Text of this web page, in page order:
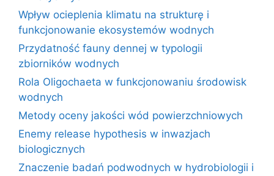
Wpływ ocieplenia klimatu na strukturę i
funkcjonowanie ekosystemów wodnych
Przydatność fauny dennej w typologii
zbiorników wodnych
Rola Oligochaeta w funkcjonowaniu środowisk
wodnych
Metody oceny jakości wód powierzchniowych
Enemy release hypothesis w inwazjach
biologicznych
Znaczenie badań podwodnych w hydrobiologii i